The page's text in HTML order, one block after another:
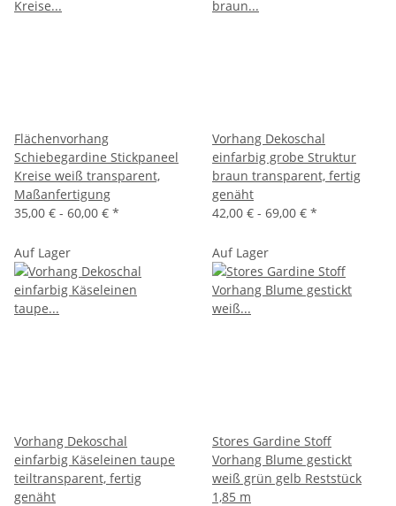
Flächenvorhang
Schiebegardine Stickpaneel
Kreise weiß transparent,
Maßanfertigung
35,00 € - 60,00 € *
Vorhang Dekoschal
einfarbig grobe Struktur
braun transparent, fertig
genäht
42,00 € - 69,00 € *
Auf Lager
Vorhang Dekoschal
einfarbig Käseleinen taupe
teiltransparent, fertig
genäht
Auf Lager
Stores Gardine Stoff
Vorhang Blume gestickt
weiß grün gelb Reststück
1,85 m